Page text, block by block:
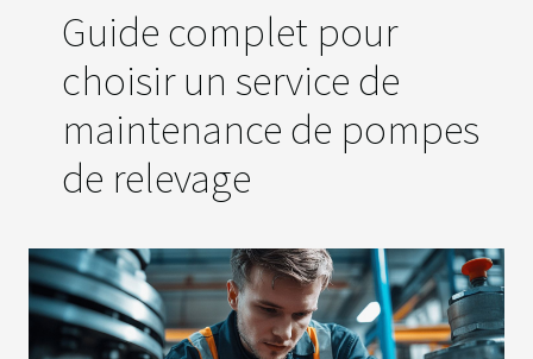
Guide complet pour
choisir un service de
maintenance de pompes
de relevage